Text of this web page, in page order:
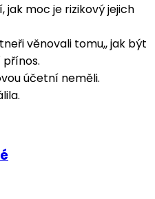
jak moc je rizikový jejich
věnovali tomu,, jak být
účetní neměli.